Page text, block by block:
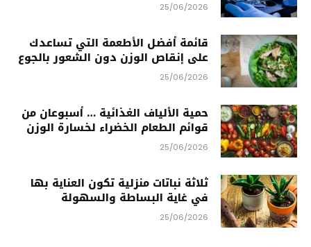
25/06/2026
قائمة أفضل الأطعمة التي تساعدك
على إنقاص الوزن دون الشعور بالجوع
25/06/2026
حمية الألياف الغذائية … أسبوعان من
قوائم الطعام الخضراء لخسارة الوزن
25/06/2026
ثلاثة نباتات منزلية تكون العناية بها
في غاية البساطة والسهولة
25/06/2026